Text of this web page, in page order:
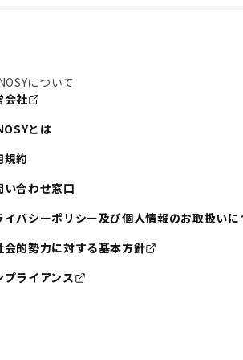
について
会社
とは
規約
い合わせ窓口
イバシーポリシー及び個人情報のお取扱いに
会的勢力に対する基本方針
プライアンス